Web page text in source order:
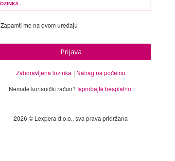
Zapamti me na ovom uređaju
Prijava
Zaboravljena lozinka
Natrag na početnu
Nemate korisnički račun? Isprobajte besplatno!
2026 © Lexpera d.o.o., sva prava pridržana